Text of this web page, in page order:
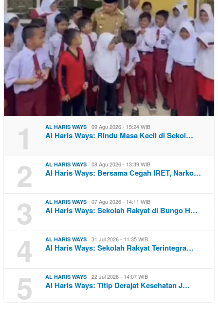
1 AL HARIS WAYS 09 Agu 2026 - 15:24 WIB
Al Haris Ways: Rindu Masa Kecil di Sekol…
2 AL HARIS WAYS 08 Agu 2026 - 13:39 WIB
Al Haris Ways: Bersama Cegah IRET, Narko…
3 AL HARIS WAYS 07 Agu 2026 - 14:11 WIB
Al Haris Ways: Sekolah Rakyat di Bungo H…
4 AL HARIS WAYS 31 Jul 2026 - 11:35 WIB
Al Haris Ways: Sekolah Rakyat Terintegra…
5 AL HARIS WAYS 22 Jul 2026 - 14:07 WIB
Al Haris Ways: Titip Derajat Kesehatan J…